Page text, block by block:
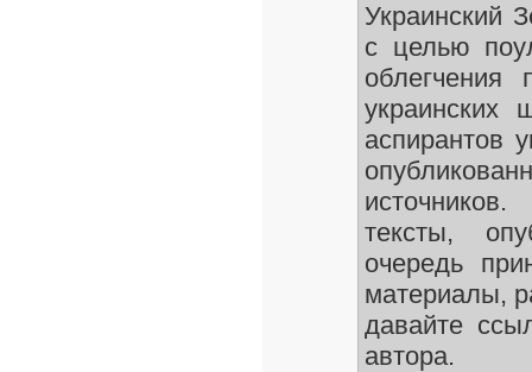
Украинский
с целью
облегчения
украинских
аспирантов
тексты,
очередь
материалы,
давайте
автора.